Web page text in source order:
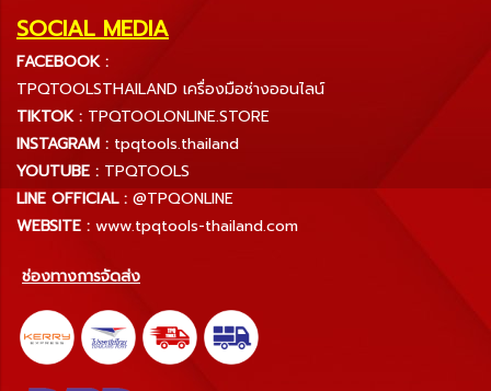
SOCIAL MEDIA
FACEBOOK :
TPQTOOLSTHAILAND เครื่องมือช่างออนไลน์
TIKTOK : TPQTOOLONLINE.STORE
INSTAGRAM : tpqtools.thailand
YOUTUBE : TPQTOOLS
LINE OFFICIAL : @TPQONLINE
WEBSITE : www.tpqtools-thailand.com
ช่องทางการจัดส่ง